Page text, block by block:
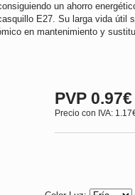
un ahorro
E27. Su larga vida útil
en mantenimiento y
PVP 0.97€
Precio con IVA: